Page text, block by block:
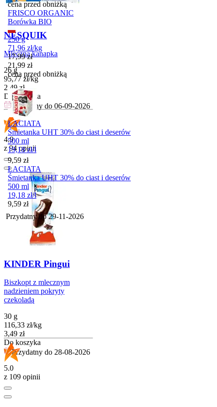
cena przed obniżką
FRISCO ORGANIC
Borówka BIO
250 g
71,96 zł/kg
Cena promocyjna
17,99 zł
21,99 zł
cena przed obniżką
ŁACIATA
Śmietanka UHT 30% do ciast i deserów
500 ml
19,18 zł/l
Cena
9,59 zł
ŁACIATA
Śmietanka UHT 30% do ciast i deserów
500 ml
19,18 zł/l
Cena
9,59 zł
Przydatny do29-11-2026
NESQUIK
Mleczna kanapka
26 g
95,77 zł/kg
Cena
2,49 zł
Do koszyka
Przydatny do 06-09-2026
4.9
z 94 opinii
KINDER Pingui
Biszkopt z mlecznym
nadzieniem pokryty
czekoladą
30 g
116,33 zł/kg
Cena
3,49 zł
Do koszyka
Przydatny do 28-08-2026
5.0
z 109 opinii